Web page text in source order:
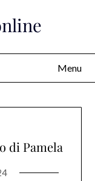
Menu
di Pamela